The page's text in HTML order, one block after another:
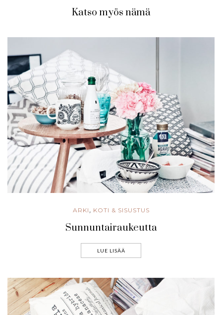
Katso myös nämä
ARKI , KOTI & SISUSTUS
Sunnuntairaukeutta
LUE LISÄÄ